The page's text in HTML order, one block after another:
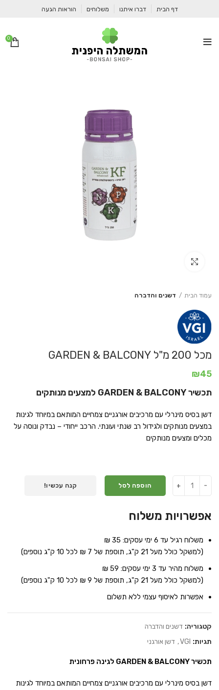
דף הבית דברו איתנו משלוחים הוראות הגעה
0
עמוד הבית דשנים והדברה
מכל 200 מ"ל GARDEN & BALCONY
₪45
תכשיר GARDEN & BALCONY למצעים מנותקים
דשן בסיס מינרלי עם מרכיבים אורגניים צמחיים המותאם במיוחד לגינות
במצעים מנותקים ולגידול רב שנתי ועונתי. הרכב ייחודי – נבדק ונוסה על
מכלים ומצעים מנותקים
הוספה לסל קנה עכשיו!
אפשרויות משלוח
משלוח רגיל עד 6 ימי עסקים: 35 ₪
(למשקל כולל מעל 21 ק"ג, תוספת של 7 ₪ לכל 10 ק"ג נוספים)
משלוח מהיר עד 3 ימי עסקים: 59 ₪
(למשקל כולל מעל 21 ק"ג, תוספת של 9 ₪ לכל 10 ק"ג נוספים)
אפשרות לאיסוף עצמי ללא תשלום
קטגוריה: דשנים והדברה
תגיות: VGI
, דשן אורגני
תכשיר GARDEN & BALCONY לגינה פרחונית
דשן בסיס מינרלי עם מרכיבים אורגניים צמחיים המותאם במיוחד לגינות